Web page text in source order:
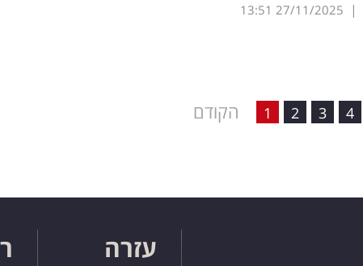
|
27/11/2025
13:51
הקודם 1 2 3 4
עזרה